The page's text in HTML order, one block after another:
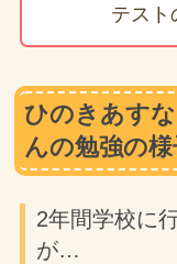
テスト
ひのきあす
んの勉強の
2年間学校に
が…